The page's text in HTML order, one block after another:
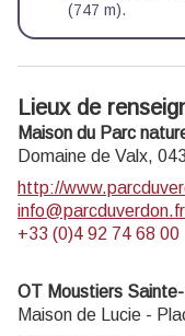
(747 m).
Lieux de
Maison du Parc
Domaine de Valx,
http://
info@parcduverdon.fr
+33 (0)4 92 74 68 00
OT Moustiers
Maison de Lucie -